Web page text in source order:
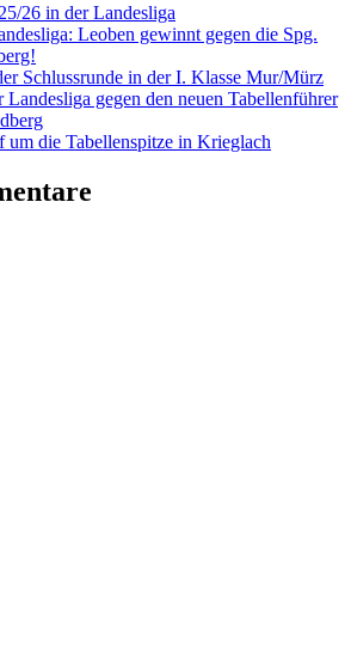
26 in der Landesliga
Leoben gewinnt gegen die Spg.
Schlussrunde in der I. Klasse Mur/Mürz
Landesliga gegen den neuen Tabellenführer
um die Tabellenspitze in Krieglach